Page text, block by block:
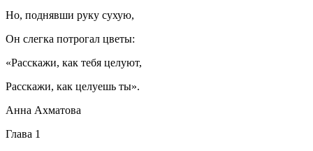
Но, поднявши руку сухую,
Он слегка потрогал цветы:
«Расскажи, как тебя целуют,
Расскажи, как целуешь ты».
Анна Ахматова
Глава 1